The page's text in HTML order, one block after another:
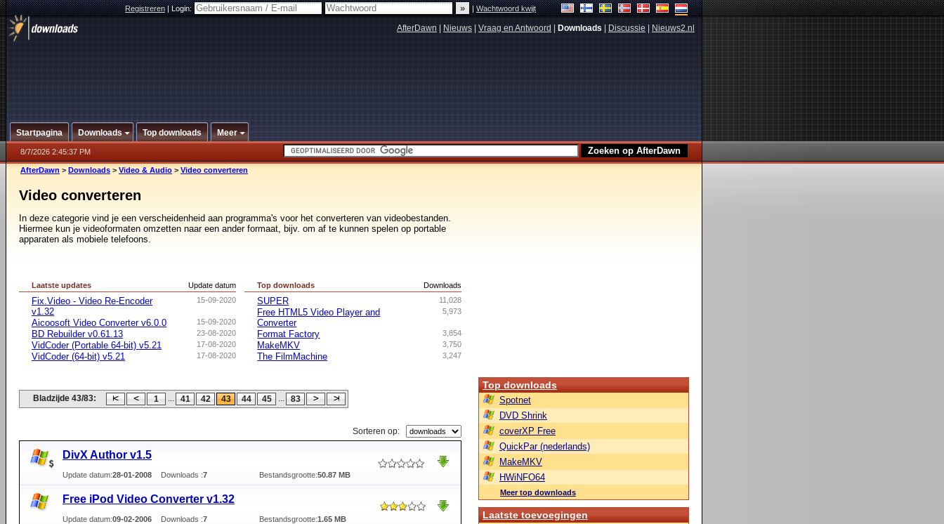
Registreren|Login: |Wachtwoord kwijt
AfterDawn Nieuws Vraag en Antwoord Downloads Discussie Nieuws2.nl
Startpagina Downloads Top downloads Meer
8/7/2026 2:45:37 PM
AfterDawn > Downloads > Video & Audio > Video converteren
Video converteren
In deze categorie vind je een verscheidenheid aan programma's voor het converteren van videobestanden.
Hiermee kun je videoformaten omzetten naar een ander formaat, bijv. om af te kunnen spelen op portable
apparaten als mobiele telefoons.
Update datum
Laatste updates
15-09-2020
Fix.Video - Video Re-Encoder
v1.32
15-09-2020
Aicoosoft Video Converter v6.0.0
23-08-2020
BD Rebuilder v0.61.13
17-08-2020
VidCoder (Portable 64-bit) v5.21
17-08-2020
VidCoder (64-bit) v5.21
Downloads
Top downloads
11,028
SUPER
5,973
Free HTML5 Video Player and
Converter
3,854
Format Factory
3,750
MakeMKV
3,247
The FilmMachine
Bladzijde 43/83: 1 ... 41 42 43 44 45 ... 83
Sorteren op:
DivX Author v1.5
Update datum:28-01-2008 Downloads :7 Bestandsgrootte:50.87 MB
Free iPod Video Converter v1.32
Update datum:09-02-2006 Downloads :7 Bestandsgrootte:1.65 MB
Top downloads
Spotnet
DVD Shrink
coverXP Free
QuickPar (nederlands)
MakeMKV
HWiNFO64
Meer top downloads
Laatste toevoegingen